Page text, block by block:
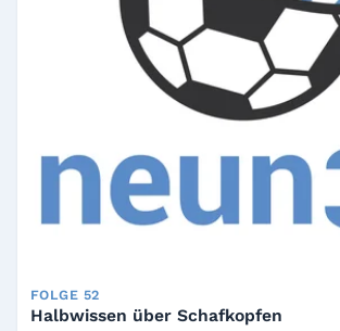
FOLGE 52
Halbwissen über Schafkopfen